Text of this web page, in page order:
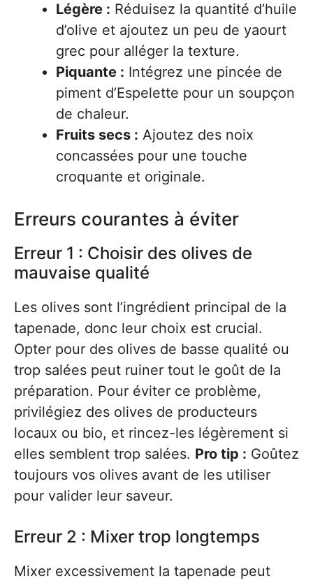
Légère : Réduisez la quantité d’huile
d’olive et ajoutez un peu de yaourt
grec pour alléger la texture.
Piquante : Intégrez une pincée de
piment d’Espelette pour un soupçon
de chaleur.
Fruits secs : Ajoutez des noix
concassées pour une touche
croquante et originale.
Erreurs courantes à éviter
Erreur 1 : Choisir des olives de
mauvaise qualité
Les olives sont l’ingrédient principal de la
tapenade, donc leur choix est crucial.
Opter pour des olives de basse qualité ou
trop salées peut ruiner tout le goût de la
préparation. Pour éviter ce problème,
privilégiez des olives de producteurs
locaux ou bio, et rincez-les légèrement si
elles semblent trop salées. Pro tip : Goûtez
toujours vos olives avant de les utiliser
pour valider leur saveur.
Erreur 2 : Mixer trop longtemps
Mixer excessivement la tapenade peut